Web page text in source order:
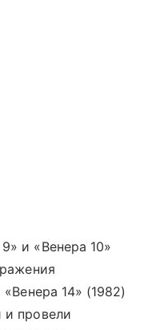
и «Венера 10»
14» (1982)
и провели